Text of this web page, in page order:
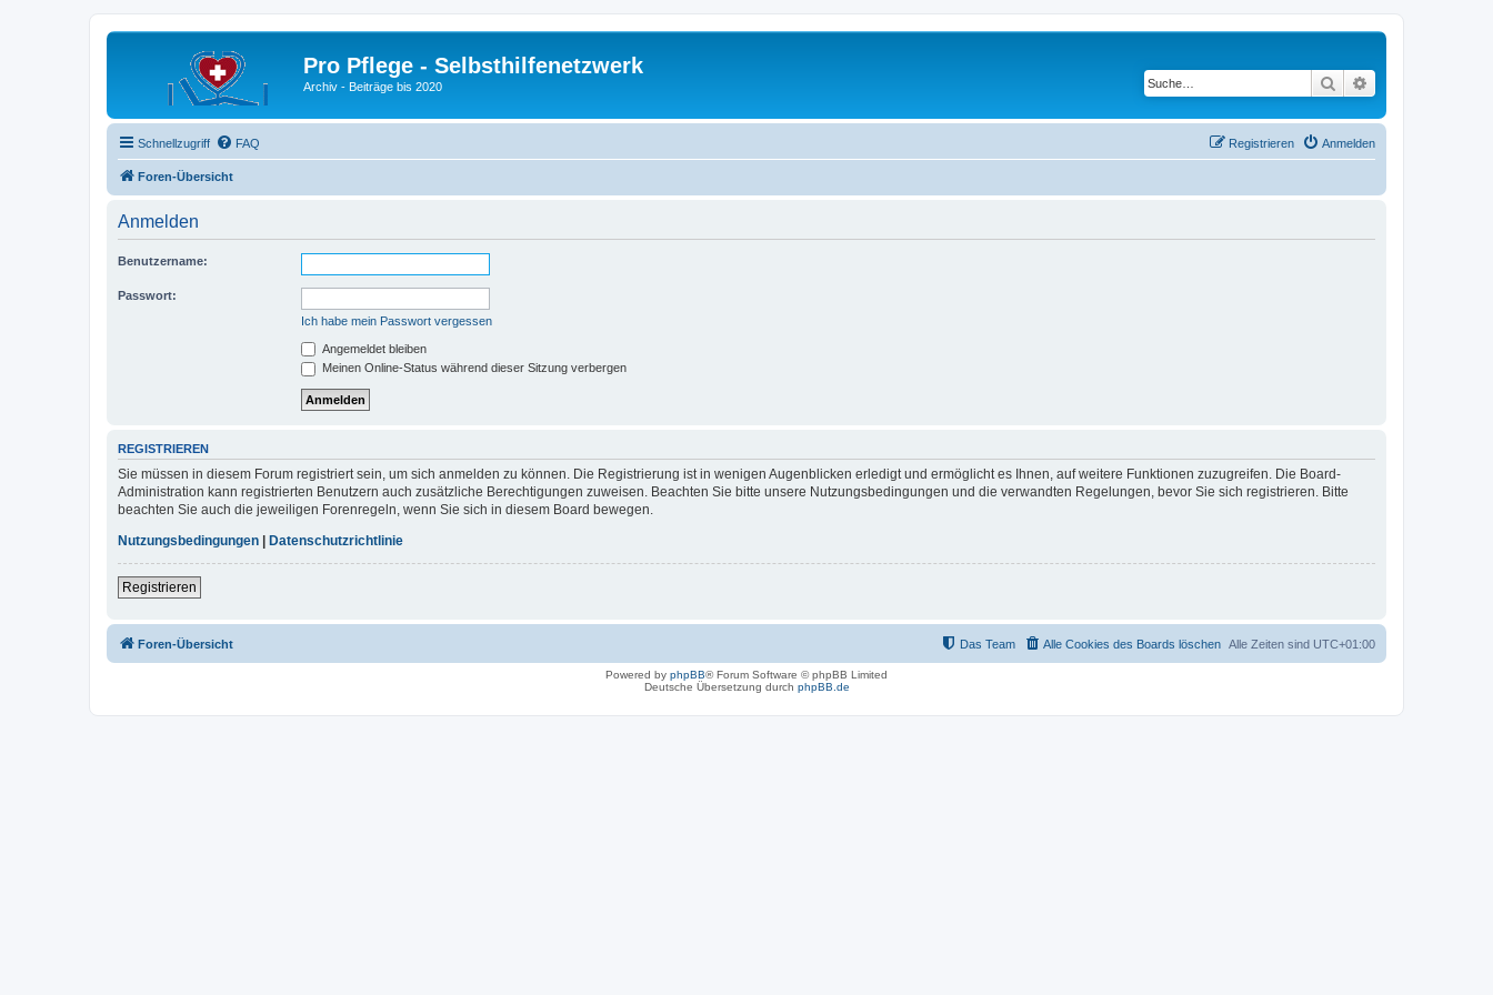
Pro Pflege - Selbsthilfenetzwerk
Archiv - Beiträge bis 2020 Suche
Schnellzugriff FAQ Anmelden
Registrieren
Foren-Übersicht
Anmelden
Benutzername:
Passwort:
Ich habe mein Passwort vergessen
Angemeldet bleiben
Meinen Online-Status während dieser Sitzung verbergen
REGISTRIEREN
Sie müssen in diesem Forum registriert sein, um sich anmelden zu können. Die Registrierung ist in wenigen Augenblicken erledigt und ermöglicht es Ihnen, auf weitere Funktionen zuzugreifen. Die Board-
Administration kann registrierten Benutzern auch zusätzliche Berechtigungen zuweisen. Beachten Sie bitte unsere Nutzungsbedingungen und die verwandten Regelungen, bevor Sie sich registrieren. Bitte
beachten Sie auch die jeweiligen Forenregeln, wenn Sie sich in diesem Board bewegen.
Nutzungsbedingungen
Datenschutzrichtlinie
Registrieren
Foren-Übersicht Alle Zeiten sind UTC+01:00
Alle Cookies des Boards löschen
Das Team
Powered by phpBB® Forum Software © phpBB Limited
Deutsche Übersetzung durch phpBB.de